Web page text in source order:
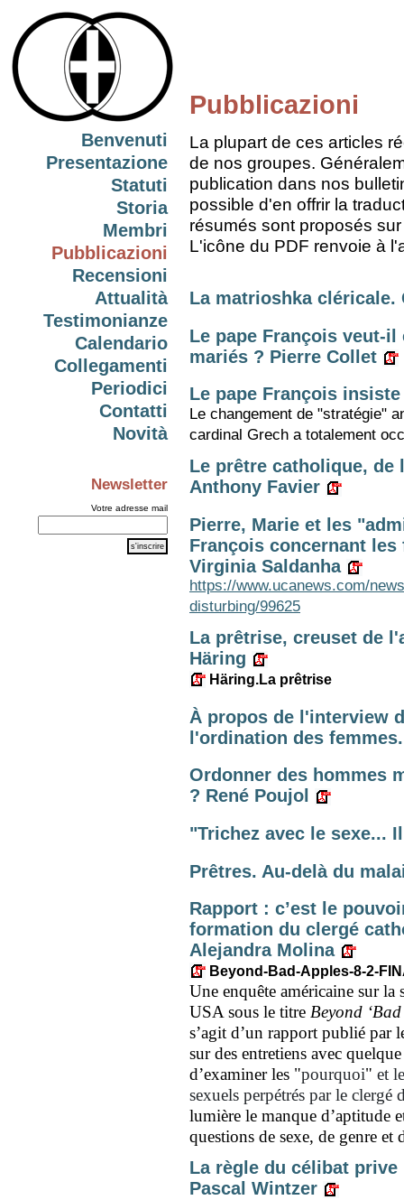
Benvenuti
Presentazione
Statuti
Storia
Membri
Pubblicazioni
Recensioni
Attualità
Testimonianze
Calendario
Collegamenti
Periodici
Contatti
Novità
Newsletter
Votre adresse mail
Pubblicazioni
La plupart de ces articles
de nos groupes.
publication dans nos
possible d'en offrir la
résumés sont proposés
L'icône du PDF renvoie à
La matrioshka
Le pape François veut-
mariés ? Pierre Collet
Le pape François
Le changement de "stratégie"
cardinal Grech a totalement
Le prêtre catholique, de
Anthony Favier
Pierre, Marie et les
François concernant
Virginia Saldanha
https://www.ucanews.com/
disturbing/99625
La prêtrise, creuset de
Häring
Häring.La prêtrise
À propos de l'interview
l'ordination des
Ordonner des hommes
? René Poujol
"Trichez avec le sexe...
Prêtres. Au-delà du
Rapport : c’est le
formation du clergé
Alejandra Molina
Beyond-Bad-Apples-8-2-
Une enquête américaine sur la
USA sous le titre Beyond
s’agit d’un rapport publié par
sur des entretiens avec
d’examiner les "pourquoi" et
sexuels perpétrés par le
lumière le manque d’aptitude
questions de sexe, de genre
La règle du célibat prive
Pascal Wintzer